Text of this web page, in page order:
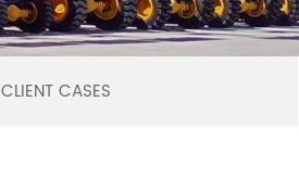
CLIENT CASES